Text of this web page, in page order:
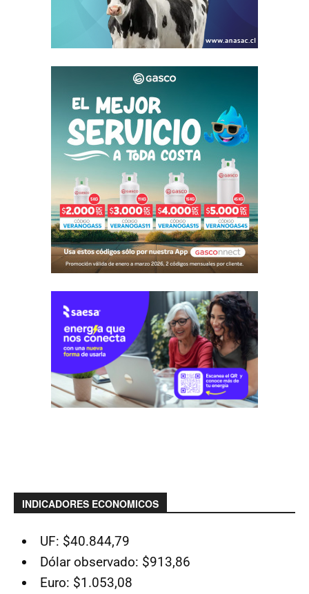
INDICADORES ECONOMICOS
UF: $40.844,79
Dólar observado: $913,86
Euro: $1.053,08